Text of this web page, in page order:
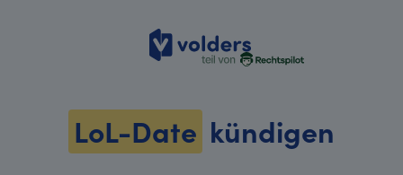
volders
LoL-Date kündigen